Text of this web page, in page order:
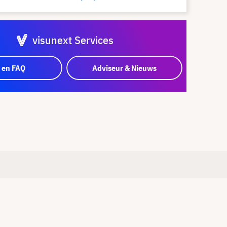
visunext Services
FAQ Adviseur & Nieuws